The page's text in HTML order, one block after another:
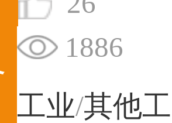
1886
工业/其他工